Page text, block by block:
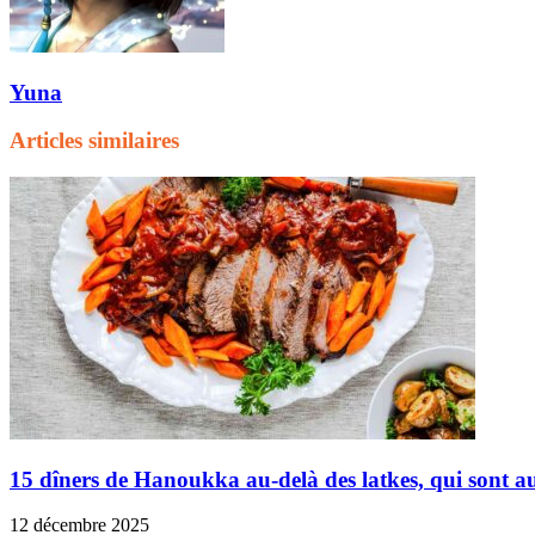
Yuna
Articles similaires
15 dîners de Hanoukka au-delà des latkes, qui sont
12 décembre 2025